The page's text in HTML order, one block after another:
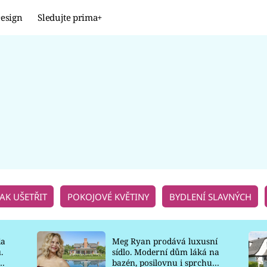
Sledujte prima+
UŠETŘIT POKOJOVÉ KVĚTINY BYDLENÍ SLAVNÝCH
Meg Ryan prodává luxusní
sídlo. Moderní dům láká na
bazén, posilovnu i sprchu